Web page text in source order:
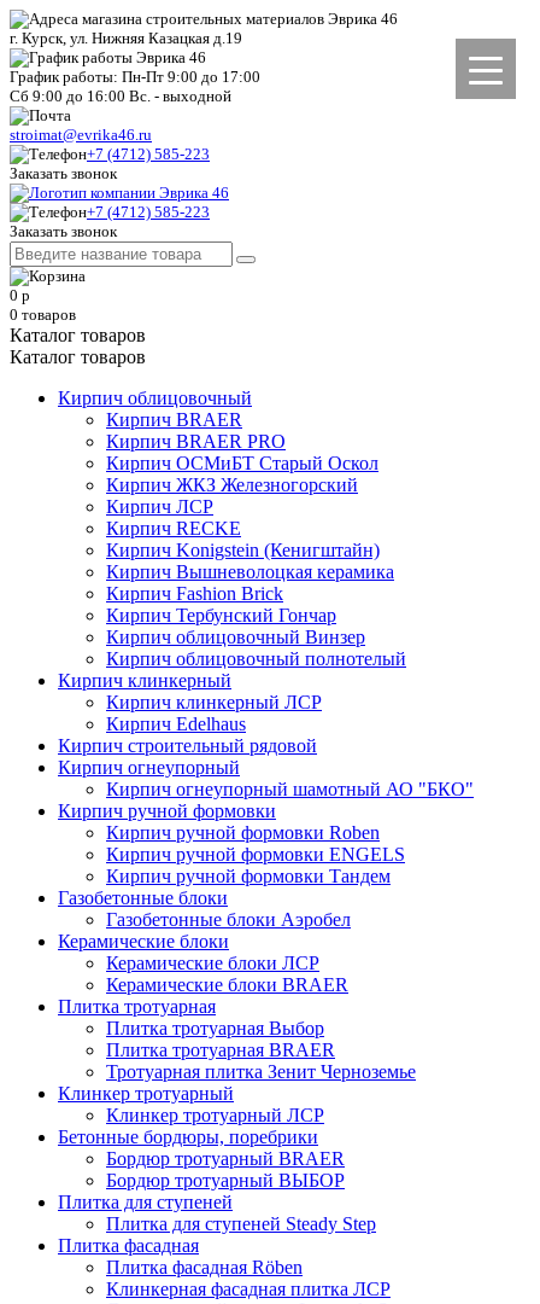
г. Курск, ул. Нижняя Казацкая д.19
График работы: Пн-Пт 9:00 до 17:00
Сб 9:00 до 16:00 Вс. - выходной
stroimat@evrika46.ru
+7 (4712) 585-223
Заказать звонок
+7 (4712) 585-223
Заказать звонок
0 р
0 товаров
Каталог товаров
Каталог товаров
Кирпич облицовочный
Кирпич BRAER
Кирпич BRAER PRO
Кирпич ОСМиБТ Старый Оскол
Кирпич ЖКЗ Железногорский
Кирпич ЛСР
Кирпич RECKE
Кирпич Konigstein (Кенигштайн)
Кирпич Вышневолоцкая керамика
Кирпич Fashion Brick
Кирпич Тербунский Гончар
Кирпич облицовочный Винзер
Кирпич облицовочный полнотелый
Кирпич клинкерный
Кирпич клинкерный ЛСР
Кирпич Edelhaus
Кирпич строительный рядовой
Кирпич огнеупорный
Кирпич огнеупорный шамотный АО "БКО"
Кирпич ручной формовки
Кирпич ручной формовки Roben
Кирпич ручной формовки ENGELS
Кирпич ручной формовки Тандем
Газобетонные блоки
Газобетонные блоки Аэробел
Керамические блоки
Керамические блоки ЛСР
Керамические блоки BRAER
Плитка тротуарная
Плитка тротуарная Выбор
Плитка тротуарная BRAER
Тротуарная плитка Зенит Черноземье
Клинкер тротуарный
Клинкер тротуарный ЛСР
Бетонные бордюры, поребрики
Бордюр тротуарный BRAER
Бордюр тротуарный ВЫБОР
Плитка для ступеней
Плитка для ступеней Steady Step
Плитка фасадная
Плитка фасадная Röben
Клинкерная фасадная плитка ЛСР